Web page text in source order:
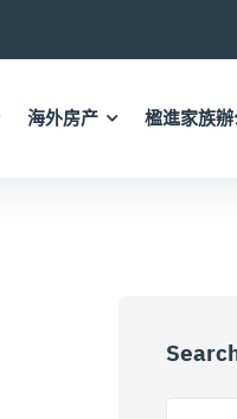
海外房产 楹進家族